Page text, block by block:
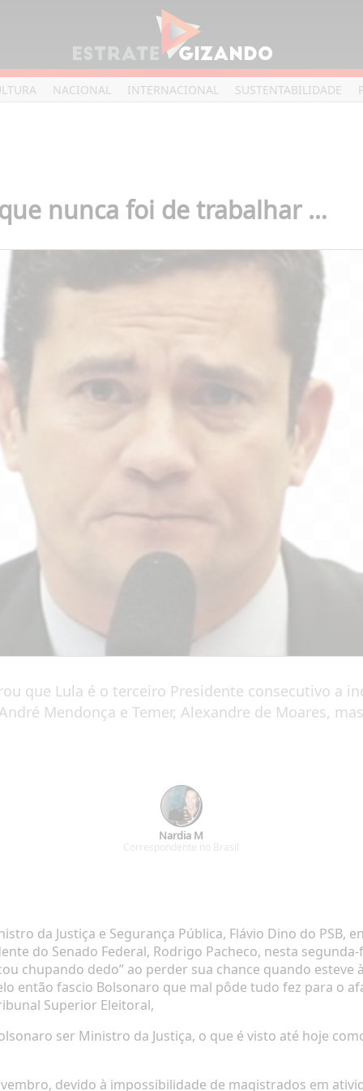
NACIONAL INTERNACIONAL SUSTENTABILIDADE
nunca foi de trabalhar …
que Lula é o terceiro Presidente consecutivo a
Mendonça e Temer, Alexandre de Moares,
Nardia M
Correspondente no Brasil
da Justiça e Segurança Pública, Flávio Dino do PSB,
do Senado Federal, Rodrigo Pacheco, nesta
chupando dedo” ao perder sua chance quando
então fascio Bolsonaro que mal pôde tudo fez para o
Superior Eleitoral,
ser Ministro da Justiça, o que é visto até hoje
devido à impossibilidade de magistrados em